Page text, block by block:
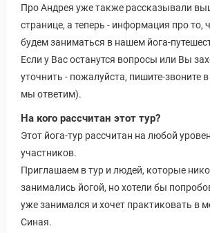
Про Андрея уже также рассказывали
странице, а теперь - информация про
будем заниматься в нашем йога-
Если у Вас останутся вопросы или Вы
уточнить - пожалуйста, пишите-звоните
мы ответим).
На кого рассчитан этот тур?
Этот йога-тур рассчитан на любой
участников.
Приглашаем в тур и людей, которые
занимались йогой, но хотели бы
уже занимался и хочет практиковать в
Синая.